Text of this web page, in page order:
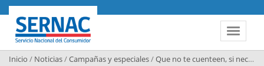
Contenido principal
Toggle
SERNAC
Inicio / Noticias/Campañas y especiales/Que no te cuenteen, si necesitas lucas, piensa bien a quién pedírselas